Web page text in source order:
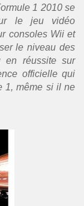
1 2010 se
le jeu vidéo
consoles Wii et
le niveau des
en réussite sur
officielle qui
1, même si il ne